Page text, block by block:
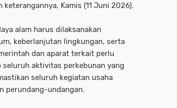
Kamis (11 Juni 2026).
alam harus dilaksanakan
keberlanjutan lingkungan, serta
dan aparat terkait perlu
aktivitas perkebunan yang
seluruh kegiatan usaha
perundang-undangan.